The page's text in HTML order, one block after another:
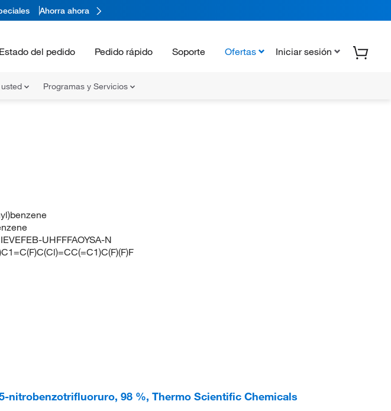
Ahorra ahora
Estado del pedido Pedido rápido Soporte Ofertas Iniciar sesión
Programas y Servicios
UHFFFAOYSA-N
nitrobenzotrifluoruro, 98 %, Thermo Scientific Chemicals